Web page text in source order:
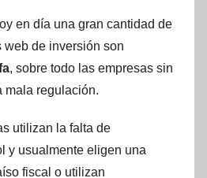
en día una gran cantidad de
web de inversión son
, sobre todo las empresas sin
mala regulación.
utilizan la falta de
y usualmente eligen una
fiscal o utilizan